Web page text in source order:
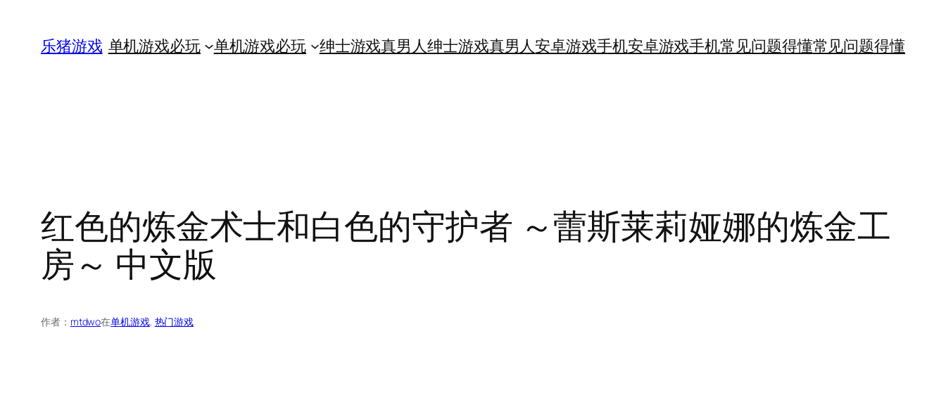
乐猪游戏 单机游戏必玩 单机游戏必玩 绅士游戏真男人绅士游戏真男人安卓游戏手机安卓游戏手机常见问题得懂常见问题得懂
红色的炼金术士和白色的守护者 ～蕾斯莱莉娅娜的炼金工
房～ 中文版
作者： mtdwo在单机游戏, 热门游戏